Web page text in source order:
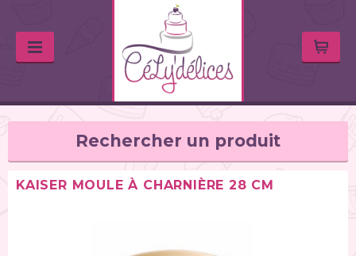
Rechercher un produit
KAISER MOULE À CHARNIÈRE 28 CM